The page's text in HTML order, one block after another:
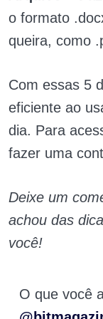
o formato
queira, como
Com essas 5
eficiente ao
dia. Para
fazer uma
Deixe um
achou das
você!
O que você